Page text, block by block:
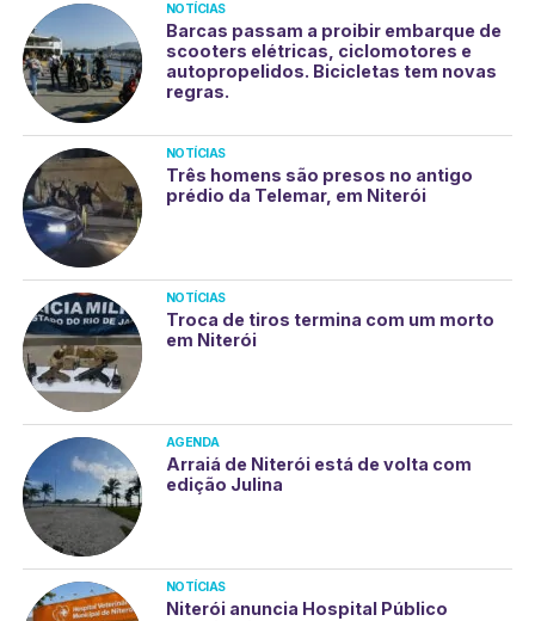
NOTÍCIAS
Barcas passam a proibir embarque de
scooters elétricas, ciclomotores e
autopropelidos. Bicicletas tem novas
regras.
NOTÍCIAS
Três homens são presos no antigo
prédio da Telemar, em Niterói
NOTÍCIAS
Troca de tiros termina com um morto
em Niterói
AGENDA
Arraiá de Niterói está de volta com
edição Julina
NOTÍCIAS
Niterói anuncia Hospital Público